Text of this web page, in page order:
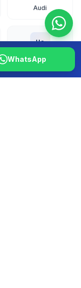
Audi
Ho
Honda
WhatsApp